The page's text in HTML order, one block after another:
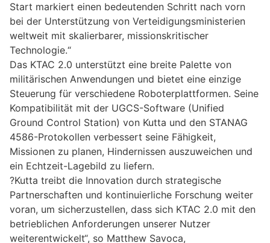
Start markiert einen bedeutenden Schritt nach vorn
bei der Unterstützung von Verteidigungsministerien
weltweit mit skalierbarer, missionskritischer
Technologie.“
Das KTAC 2.0 unterstützt eine breite Palette von
militärischen Anwendungen und bietet eine einzige
Steuerung für verschiedene Roboterplattformen. Seine
Kompatibilität mit der UGCS-Software (Unified
Ground Control Station) von Kutta und den STANAG
4586-Protokollen verbessert seine Fähigkeit,
Missionen zu planen, Hindernissen auszuweichen und
ein Echtzeit-Lagebild zu liefern.
?Kutta treibt die Innovation durch strategische
Partnerschaften und kontinuierliche Forschung weiter
voran, um sicherzustellen, dass sich KTAC 2.0 mit den
betrieblichen Anforderungen unserer Nutzer
weiterentwickelt“, so Matthew Savoca,